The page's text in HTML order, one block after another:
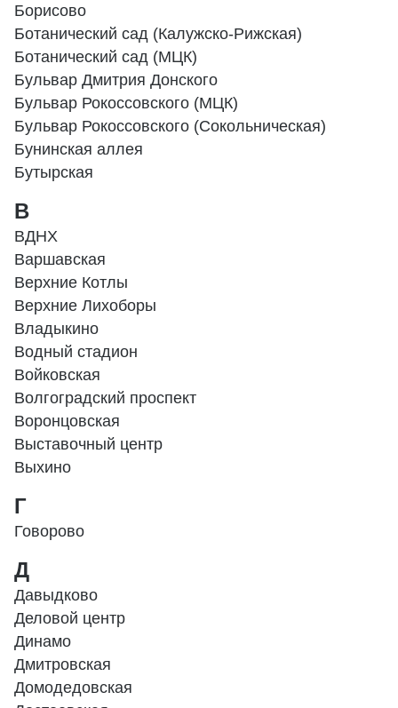
Борисово
Ботанический сад (Калужско-Рижская)
Ботанический сад (МЦК)
Бульвар Дмитрия Донского
Бульвар Рокоссовского (МЦК)
Бульвар Рокоссовского (Сокольническая)
Бунинская аллея
Бутырская
В
ВДНХ
Варшавская
Верхние Котлы
Верхние Лихоборы
Владыкино
Водный стадион
Войковская
Волгоградский проспект
Воронцовская
Выставочный центр
Выхино
Г
Говорово
Д
Давыдково
Деловой центр
Динамо
Дмитровская
Домодедовская